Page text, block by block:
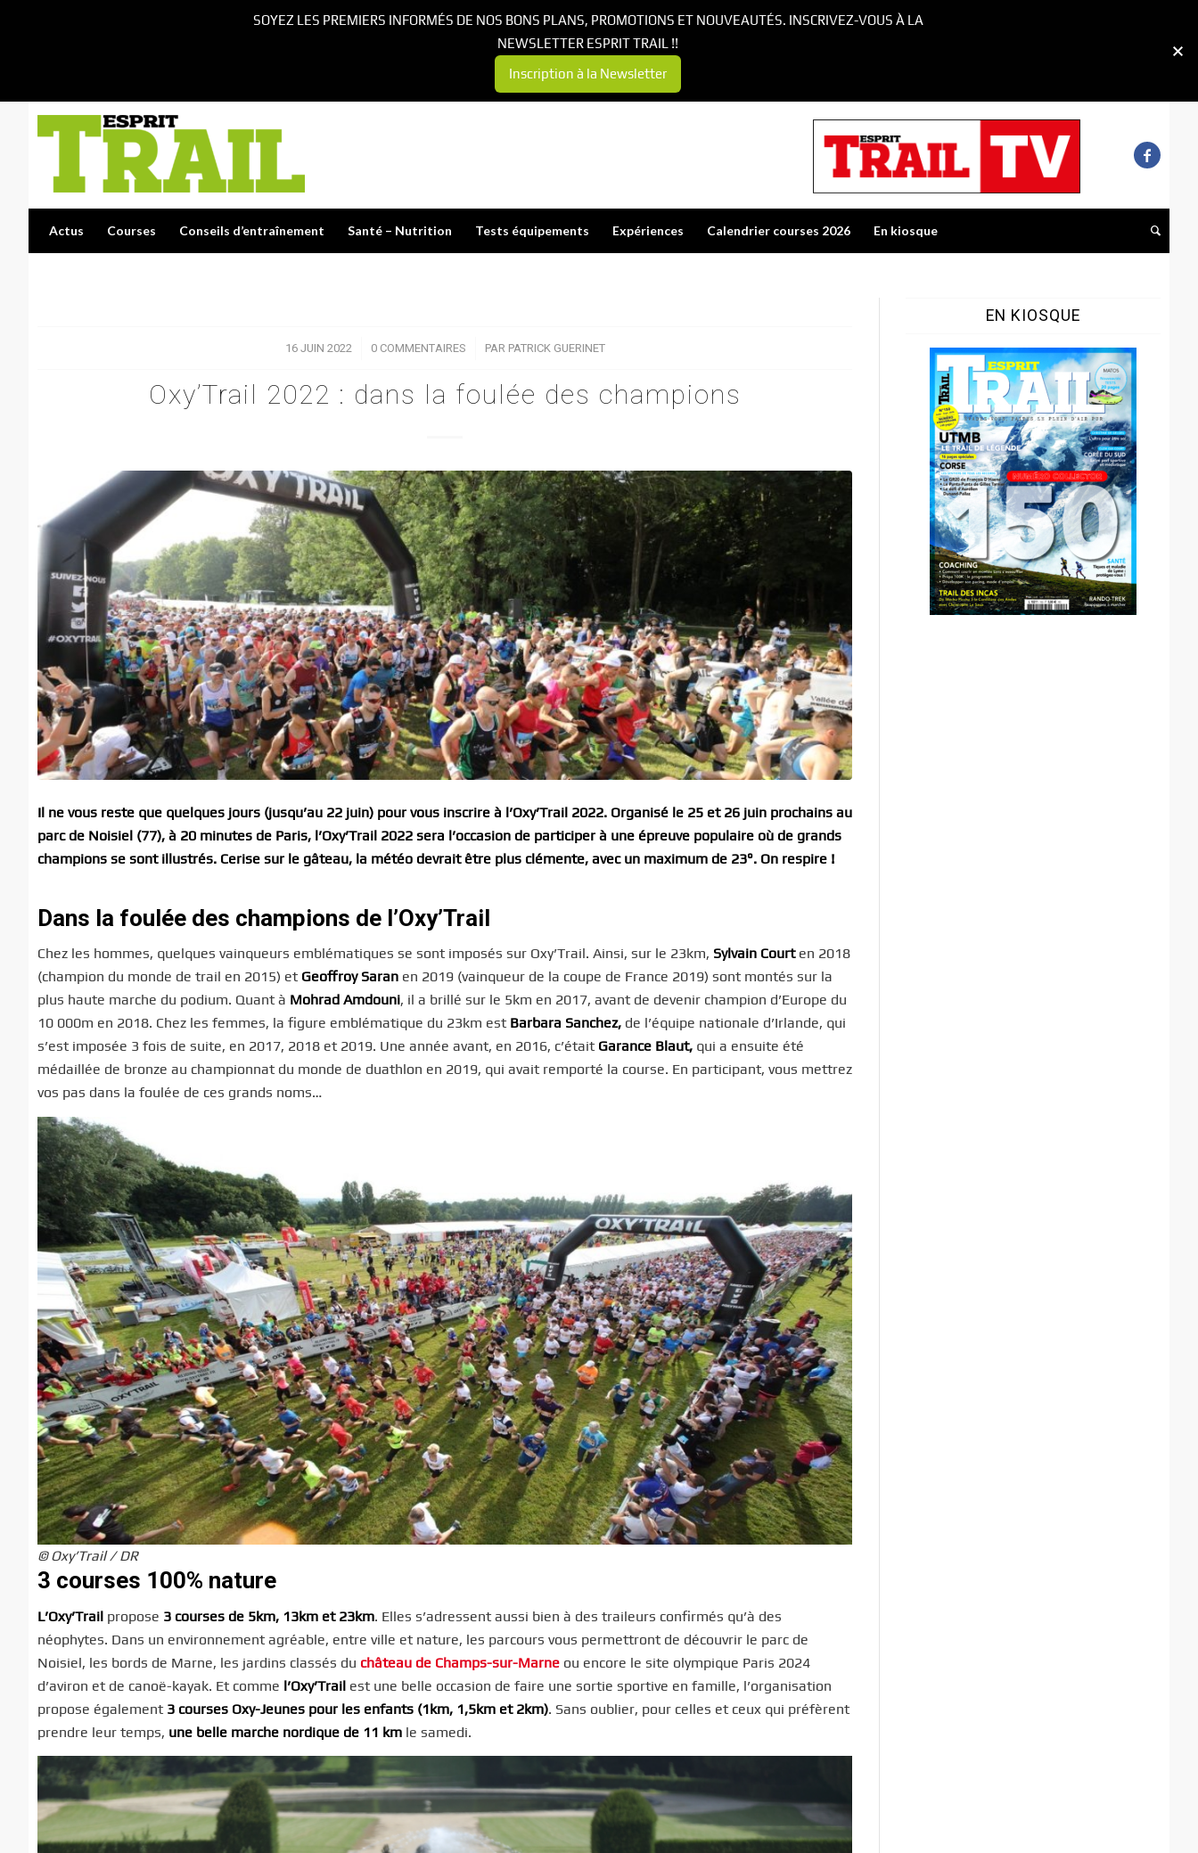
Actus Courses Conseils d’entraînement Santé – Nutrition Tests équipements Expériences Calendrier courses 2026 En kiosque
16 JUIN 2022
/ 0 COMMENTAIRES
/ PAR PATRICK GUERINET
Oxy’Trail 2022 : dans la foulée des champions
Il ne vous reste que quelques jours (jusqu’au 22 juin) pour vous inscrire à l’Oxy’Trail 2022. Organisé le 25 et 26 juin prochains au
parc de Noisiel (77), à 20 minutes de Paris, l’Oxy’Trail 2022 sera l’occasion de participer à une épreuve populaire où de grands
champions se sont illustrés. Cerise sur le gâteau, la météo devrait être plus clémente, avec un maximum de 23°. On respire !
Dans la foulée des champions de l’Oxy’Trail
Chez les hommes, quelques vainqueurs emblématiques se sont imposés sur Oxy’Trail. Ainsi, sur le 23km, Sylvain Court en 2018
(champion du monde de trail en 2015) et Geoffroy Saran en 2019 (vainqueur de la coupe de France 2019) sont montés sur la
plus haute marche du podium. Quant à Mohrad Amdouni, il a brillé sur le 5km en 2017, avant de devenir champion d’Europe du
10 000m en 2018. Chez les femmes, la figure emblématique du 23km est Barbara Sanchez, de l’équipe nationale d’Irlande, qui
s’est imposée 3 fois de suite, en 2017, 2018 et 2019. Une année avant, en 2016, c’était Garance Blaut, qui a ensuite été
médaillée de bronze au championnat du monde de duathlon en 2019, qui avait remporté la course. En participant, vous mettrez
vos pas dans la foulée de ces grands noms…
© Oxy’Trail / DR
3 courses 100% nature
L’Oxy’Trail propose 3 courses de 5km, 13km et 23km. Elles s’adressent aussi bien à des traileurs confirmés qu’à des
néophytes. Dans un environnement agréable, entre ville et nature, les parcours vous permettront de découvrir le parc de
Noisiel, les bords de Marne, les jardins classés du château de Champs-sur-Marne ou encore le site olympique Paris 2024
d’aviron et de canoë-kayak. Et comme l’Oxy’Trail est une belle occasion de faire une sortie sportive en famille, l’organisation
propose également 3 courses Oxy-Jeunes pour les enfants (1km, 1,5km et 2km). Sans oublier, pour celles et ceux qui préfèrent
prendre leur temps, une belle marche nordique de 11 km le samedi.
EN KIOSQUE
SOYEZ LES PREMIERS INFORMÉS DE NOS BONS PLANS, PROMOTIONS ET NOUVEAUTÉS. INSCRIVEZ-VOUS À LA
NEWSLETTER ESPRIT TRAIL !!
Inscription à la Newsletter